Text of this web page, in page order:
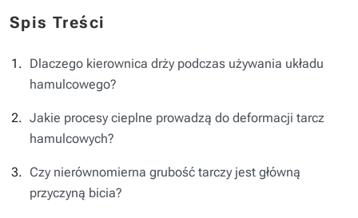
Spis Treści
Dlaczego kierownica drży podczas używania układu
hamulcowego?
Jakie procesy cieplne prowadzą do deformacji tarcz
hamulcowych?
Czy nierównomierna grubość tarczy jest główną
przyczyną bicia?